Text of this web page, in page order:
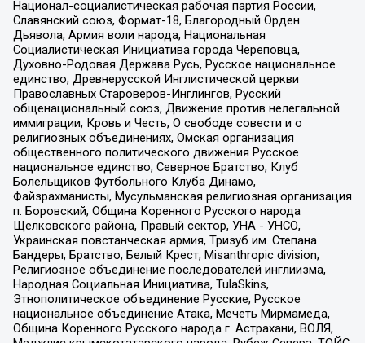
Национал-социалистическая рабочая партия России,
Славянский союз, Формат-18, Благородный Орден
Дьявола, Армия воли народа, Национальная
Социалистическая Инициатива города Череповца,
Духовно-Родовая Держава Русь, Русское национальное
единство, Древнерусской Инглистической церкви
Православных Староверов-Инглингов, Русский
общенациональный союз, Движение против нелегальной
иммиграции, Кровь и Честь, О свободе совести и о
религиозных объединениях, Омская организация
общественного политического движения Русское
национальное единство, Северное Братство, Клуб
Болельщиков Футбольного Клуба Динамо,
Файзрахманисты, Мусульманская религиозная организация
п. Боровский, Община Коренного Русского народа
Щелковского района, Правый сектор, УНА - УНСО,
Украинская повстанческая армия, Тризуб им. Степана
Бандеры, Братство, Белый Крест, Misanthropic division,
Религиозное объединение последователей инглиизма,
Народная Социальная Инициатива, TulaSkins,
Этнополитическое объединение Русские, Русское
национальное объединение Атака, Мечеть Мирмамеда,
Община Коренного Русского народа г. Астрахани, ВОЛЯ,